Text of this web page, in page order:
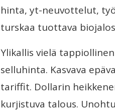
hinta, yt-neuvottelut,
turskaa tuottava
Ylikallis vielä
selluhinta. Kasvava
tariffit. Dollarin
kurjistuva talous.